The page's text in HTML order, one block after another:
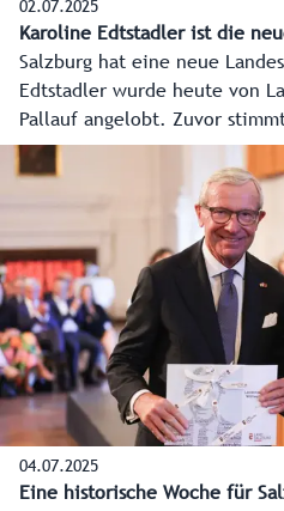
02.07.2025
Karoline Edtstadler ist die
Salzburg hat eine neue
Edtstadler wurde heute von
Pallauf angelobt. Zuvor
Salzburger Landtags
Regierungschefin.
verabschiedete sich heute
übergab sein Büro an seine
Regierungssitzung stand für
bereits heute auf dem
04.07.2025
Eine historische Woche für